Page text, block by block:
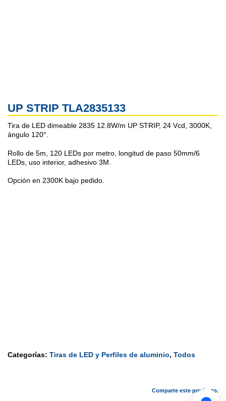
UP STRIP TLA2835133
Tira de LED dimeable 2835 12.8W/m UP STRIP, 24 Vcd, 3000K,
ángulo 120°.
Rollo de 5m, 120 LEDs por metro, longitud de paso 50mm/6
LEDs, uso interior, adhesivo 3M.
Opción en 2300K bajo pedido.
Categorías: Tiras de LED y Perfiles de aluminio, Todos
Comparte este producto.